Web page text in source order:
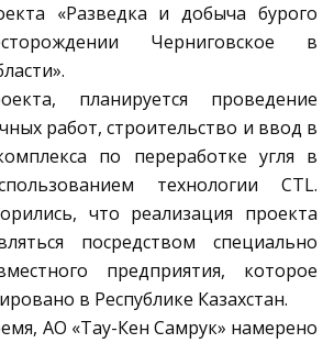
«Разведка и добыча бурого
Черниговское в
планируется проведение
работ, строительство и ввод в
по переработке угля в
технологии CTL.
что реализация проекта
посредством специально
предприятия, которое
в Республике Казахстан.
АО «Тау-Кен Самрук» намерено